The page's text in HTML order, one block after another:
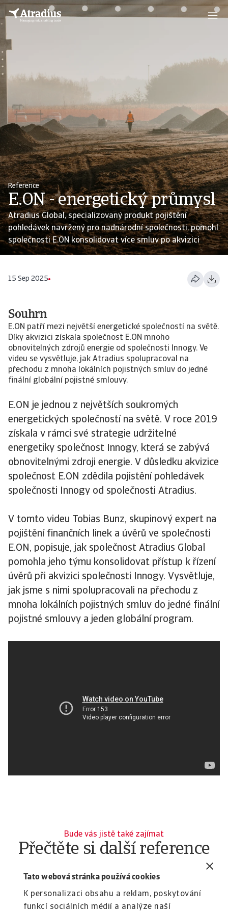
Tato webová stránka používá cookies
K personalizaci obsahu a reklam, poskytování
funkcí sociálních médií a analýze naší
Reference
E.ON - energetický průmysl
Atradius Global, specializovaný produkt pojištění
pohledávek navržený pro nadnárodní společnosti, pomohl
společnosti E.ON konsolidovat více smluv po akvizici
15 Sep 2025
E.ON je jednou z největších soukromých
energetických společností na světě. V roce 2019
získala v rámci své strategie udržitelné
energetiky společnost Innogy, která se zabývá
obnovitelnými zdroji energie. V důsledku akvizice
společnost E.ON zdědila pojistění pohledávek
společnosti Innogy od společnosti Atradius.
V tomto videu Tobias Bunz, skupinový expert na
pojištění finančních linek a úvěrů ve společnosti
E.ON, popisuje, jak společnost Atradius Global
pomohla jeho týmu konsolidovat přístup k řízení
úvěrů při akvizici společnosti Innogy. Vysvětluje,
jak jsme s nimi spolupracovali na přechodu z
mnoha lokálních pojistných smluv do jedné finální
pojistné smlouvy a jeden globální program.
Souhrn
E.ON patří mezi největší energetické společností na světě.
Díky akvizici získala společnost E.ON mnoho
obnovitelných zdrojů energie od společnosti Innogy. Ve
videu se vysvětluje, jak Atradius spolupracoval na
přechodu z mnoha lokálních pojistných smluv do jedné
finální globální pojistné smlouvy.
Bude vás jistě také zajímat
Přečtěte si další reference
našich zákazníků
E.ON - energetický průmysl
Atradius Global, specializovaný produkt pojištění